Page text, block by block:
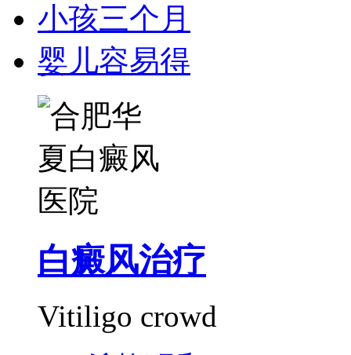
小孩三个月
婴儿容易得
白癜风治疗
Vitiligo crowd